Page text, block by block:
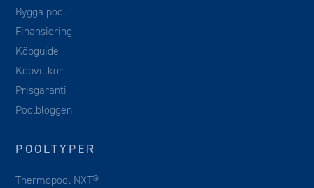
Bygga pool
Finansiering
Köpguide
Köpvillkor
Prisgaranti
Poolbloggen
POOLTYPER
Thermopool NXT®